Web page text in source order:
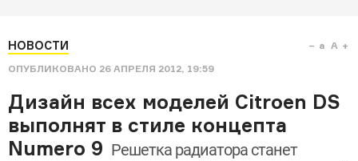
НОВОСТИ
ОПУБЛИКОВАНО 26 АПРЕЛЯ 2012, 19:59
a A
Дизайн всех моделей Citroen DS
выполнят в стиле концепта
Numero 9 Решетка радиатора станет